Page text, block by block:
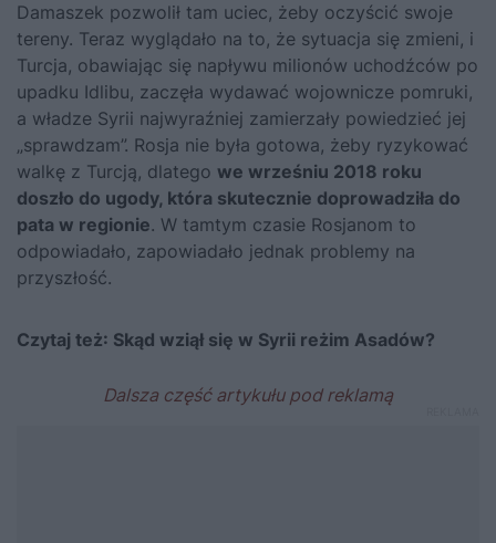
Damaszek pozwolił tam uciec, żeby oczyścić swoje
tereny. Teraz wyglądało na to, że sytuacja się zmieni, i
Turcja, obawiając się napływu milionów uchodźców po
upadku Idlibu, zaczęła wydawać wojownicze pomruki,
a władze Syrii najwyraźniej zamierzały powiedzieć jej
„sprawdzam”. Rosja nie była gotowa, żeby ryzykować
walkę z Turcją, dlatego we wrześniu 2018 roku
doszło do ugody, która skutecznie doprowadziła do
pata w regionie. W tamtym czasie Rosjanom to
odpowiadało, zapowiadało jednak problemy na
przyszłość.
Czytaj też: Skąd wziął się w Syrii reżim Asadów?